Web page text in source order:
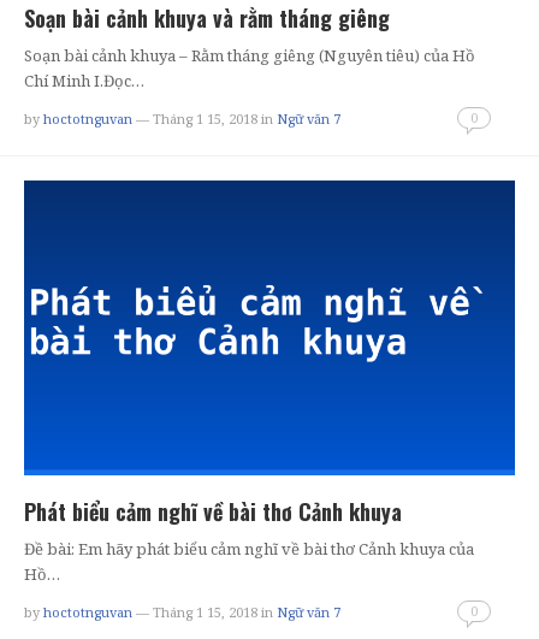
Soạn bài cảnh khuya và rằm tháng giêng
Soạn bài cảnh khuya – Rằm tháng giêng (Nguyên tiêu) của Hồ
Chí Minh I.Đọc…
by hoctotnguvan — Tháng 1 15, 2018 in Ngữ văn 7 0
Phát biểu cảm nghĩ về bài thơ Cảnh khuya
Đề bài: Em hãy phát biểu cảm nghĩ về bài thơ Cảnh khuya của
Hồ…
by hoctotnguvan — Tháng 1 15, 2018 in Ngữ văn 7 0